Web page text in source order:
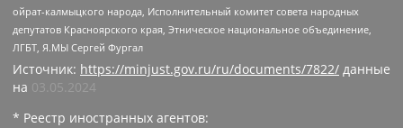
ойрат-калмыцкого народа, Исполнительный комитет совета народных
депутатов Красноярского края, Этническое национальное объединение,
ЛГБТ, Я.МЫ Сергей Фургал
Источник: https://minjust.gov.ru/ru/documents/7822/ данные
на 03.05.2024
* Реестр иностранных агентов: